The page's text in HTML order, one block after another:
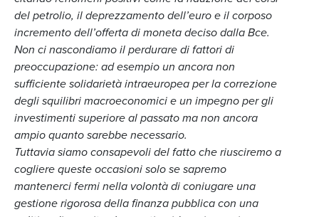
del petrolio, il deprezzamento dell’euro e il corposo
incremento dell’offerta di moneta deciso dalla Bce.
Non ci nascondiamo il perdurare di fattori di
preoccupazione: ad esempio un ancora non
sufficiente solidarietà intraeuropea per la correzione
degli squilibri macroeconomici e un impegno per gli
investimenti superiore al passato ma non ancora
ampio quanto sarebbe necessario.
Tuttavia siamo consapevoli del fatto che riusciremo a
cogliere queste occasioni solo se sapremo
mantenerci fermi nella volontà di coniugare una
gestione rigorosa della finanza pubblica con una